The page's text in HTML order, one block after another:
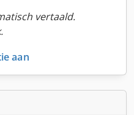
vertaald.
aan